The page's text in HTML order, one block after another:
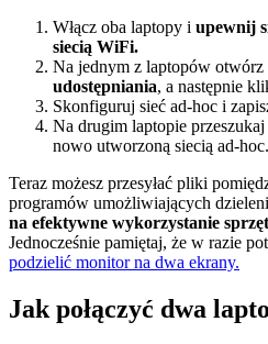
Włącz oba laptopy i upewnij
siecią WiFi.
Na jednym z laptopów otwórz
udostępniania, a następnie
Skonfiguruj sieć ad-hoc i
Na drugim laptopie przeszukaj
nowo utworzoną siecią ad-hoc.
Teraz możesz przesyłać pliki
programów umożliwiających
na efektywne wykorzystanie
Jednocześnie pamiętaj, że w razie
podzielić monitor na dwa ekrany.
Jak połączyć dwa